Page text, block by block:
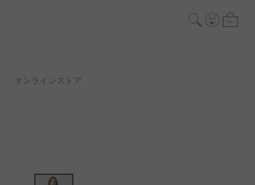
オンラインストア